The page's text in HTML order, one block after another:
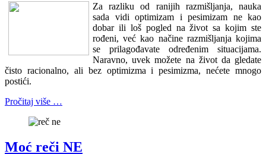
Za razliku od ranijih razmišljanja, nauka
sada vidi optimizam i pesimizam ne kao
dobar ili loš pogled na život sa kojim ste
rođeni, već kao načine razmišljanja kojima
se prilagođavate određenim situacijama.
Naravno, uvek možete na život da gledate
čisto racionalno, ali bez optimizma i pesimizma, nećete mnogo
postići.
Pročitaj više …
Moć reči NE